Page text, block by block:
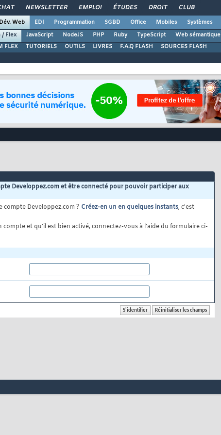
NEWSLETTER EMPLOI ÉTUDES DROIT CLUB
Dév. Web EDI Programmation SGBD Office Mobiles
Systèmes
/ Flex JavaScript NodeJS PHP Ruby TypeScript Web sémantique
FLEX TUTORIELS OUTILS LIVRES F.A.Q FLASH SOURCES FLASH
Developpez.com et être connecté pour pouvoir participer aux
compte Developpez.com ? Créez-en un en quelques instants, c'est
compte et qu'il est bien activé, connectez-vous à l'aide du formulaire ci-